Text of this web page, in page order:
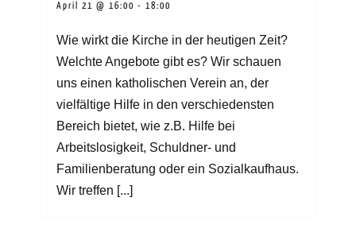
April 21 @ 16:00 - 18:00
Wie wirkt die Kirche in der heutigen Zeit?
Welchte Angebote gibt es? Wir schauen
uns einen katholischen Verein an, der
vielfältige Hilfe in den verschiedensten
Bereich bietet, wie z.B. Hilfe bei
Arbeitslosigkeit, Schuldner- und
Familienberatung oder ein Sozialkaufhaus.
Wir treffen [...]